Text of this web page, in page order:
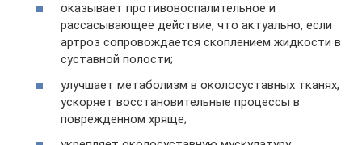
оказывает противовоспалительное и
рассасывающее действие, что актуально, если
артроз сопровождается скоплением жидкости в
суставной полости;
улучшает метаболизм в околосуставных тканях,
ускоряет восстановительные процессы в
поврежденном хряще;